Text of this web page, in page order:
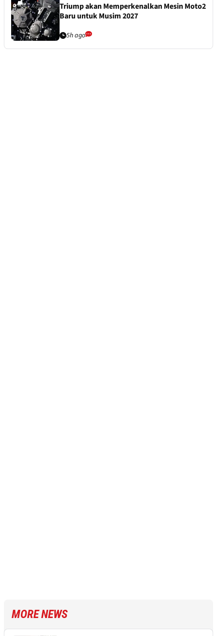
Triump akan Memperkenalkan Mesin Moto2
Baru untuk Musim 2027
5h ago
MORE NEWS